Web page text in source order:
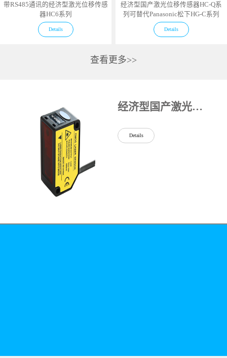
带RS485通讯的经济型激光位移传感
器HC6系列
Details
经济型国产激光位移传感器HC-Q系
列可替代Panasonic松下HG-C系列
Details
查看更多>>
经济型国产激光位移传感器HC-Q系列可替代Panasonic松下HG-C系列
Details
有